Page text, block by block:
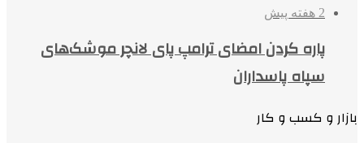
2 هفته پیش
پاره کردن امضای ترامپ پای لانچر موشک‌های
سپاه پاسداران
بازار و کسب و کار